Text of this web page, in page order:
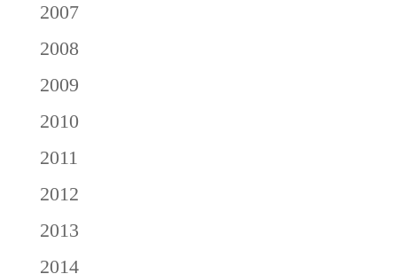
2007
2008
2009
2010
2011
2012
2013
2014